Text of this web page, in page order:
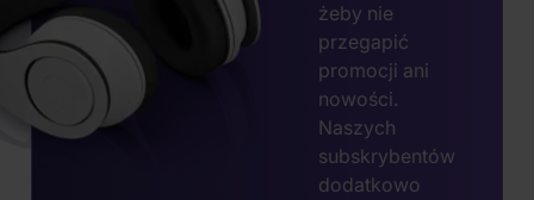
żeby nie
przegapić
promocji ani
nowości.
Naszych
subskrybentów
dodatkowo